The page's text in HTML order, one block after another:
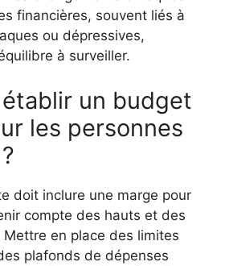
financières, souvent liés à
ou dépressives,
à surveiller.
un budget
les personnes
doit inclure une marge pour
compte des hauts et des
en place des limites
plafonds de dépenses